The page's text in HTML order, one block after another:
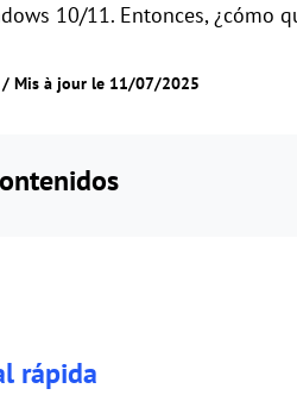
10/11. Entonces,
/ Mis à jour le 11/07/2025
rápida